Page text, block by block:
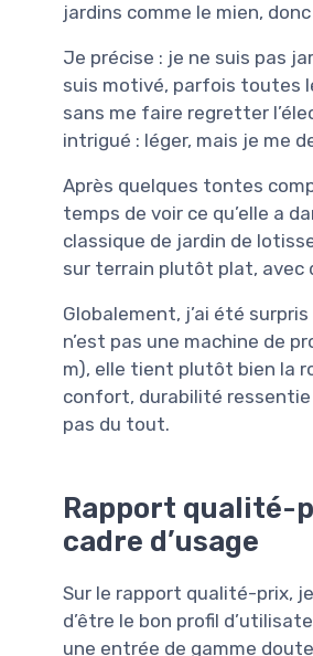
jardins comme le mien,
Je précise : je ne suis pas
suis motivé, parfois toutes
sans me faire regretter
intrigué : léger, mais je me
Après quelques tontes
temps de voir ce qu’elle a
classique de jardin de
sur terrain plutôt plat, avec
Globalement, j’ai été
n’est pas une machine de
m), elle tient plutôt bien la
confort, durabilité
pas du tout.
Rapport qualité-
cadre d’usage
Sur le rapport qualité-prix,
d’être le bon profil
une entrée de gamme